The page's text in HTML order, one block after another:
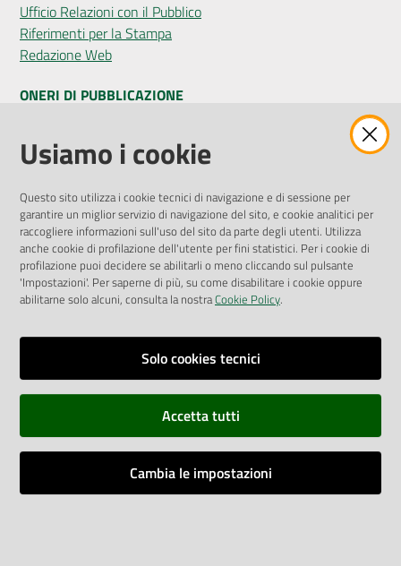
Ufficio Relazioni con il Pubblico
Riferimenti per la Stampa
Redazione Web
ONERI DI PUBBLICAZIONE
Amministrazione Trasparente
Pubblicità legale
Privacy Policy
Attuazione Misure PNRR
Liste di Attesa
ENTI, IMPRESE E PARTNER
Fatturazione Elettronica
Richiesta Patrocinio
Dichiarazione di Accessibilità
Dati di Monitoraggio
Usiamo i cookie
Questo sito utilizza i cookie tecnici di navigazione e di sessione per
garantire un miglior servizio di navigazione del sito, e cookie analitici per
raccogliere informazioni sull'uso del sito da parte degli utenti. Utilizza
anche cookie di profilazione dell'utente per fini statistici. Per i cookie di
profilazione puoi decidere se abilitarli o meno cliccando sul pulsante
'Impostazioni'. Per saperne di più, su come disabilitare i cookie oppure
abilitarne solo alcuni, consulta la nostraCookie Policy.
Solo cookies tecnici
Accetta tutti
Cambia le impostazioni